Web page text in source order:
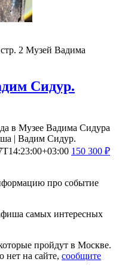
2 Музей Вадима
Сидур.
в Музее Вадима Сидура
| Вадим Сидур.
150 300 ₽
про событие
самых интересных
пройдут в Москве.
нет на сайте, сообщите